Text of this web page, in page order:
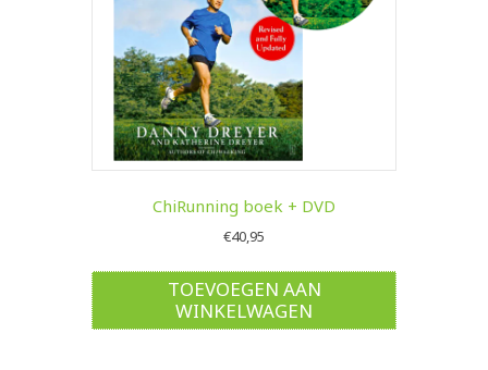
ChiRunning boek + DVD
€40,95
TOEVOEGEN AAN
WINKELWAGEN